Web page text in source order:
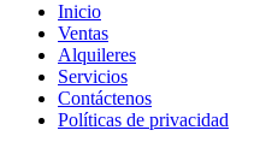
Inicio
Ventas
Alquileres
Servicios
Contáctenos
Políticas de privacidad